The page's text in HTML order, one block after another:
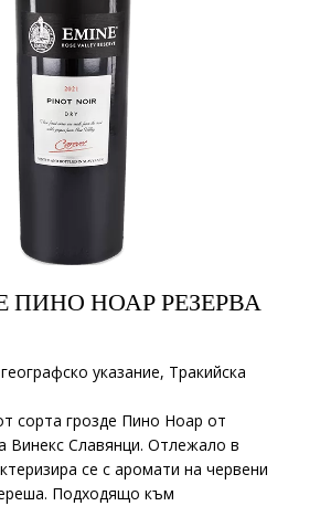
НОАР РЕЗЕРВА
указание, Тракийска
сорта грозде Пино Ноар от
Винекс Славянци. Отлежало в
се с аромати на червени
Подходящо към